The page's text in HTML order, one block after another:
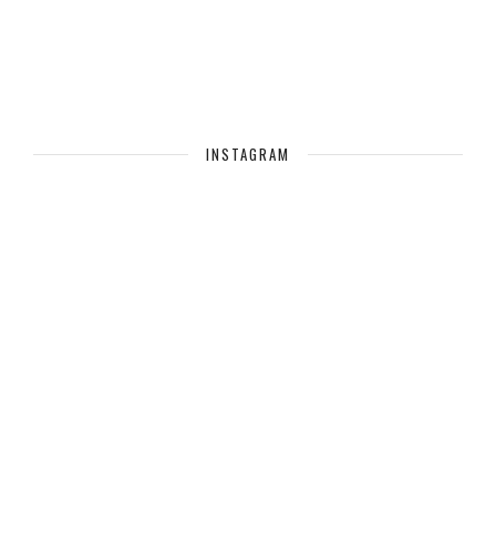
INSTAGRAM